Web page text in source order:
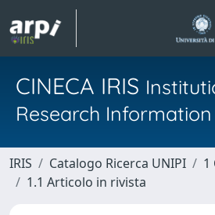
CINECA IRIS
Research
IRIS Catalogo Ricerca UNIPI
1
1.1 Articolo in rivista